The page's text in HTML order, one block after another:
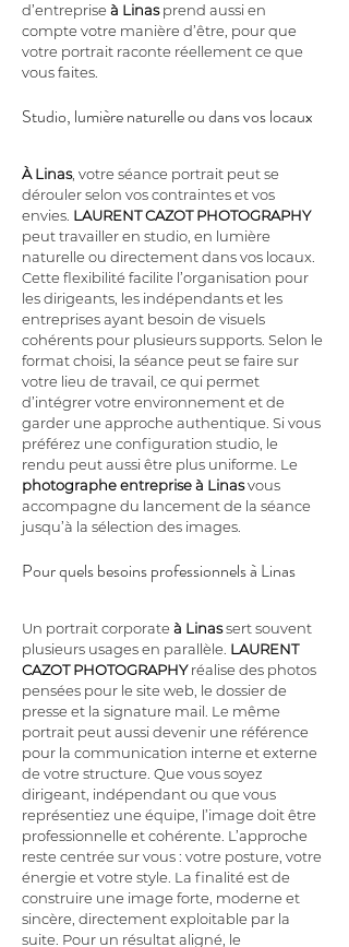
d’entreprise à Linas prend aussi en
compte votre manière d’être, pour que
votre portrait raconte réellement ce que
vous faites.
Studio, lumière naturelle ou dans vos locaux
À Linas, votre séance portrait peut se
dérouler selon vos contraintes et vos
envies. LAURENT CAZOT PHOTOGRAPHY
peut travailler en studio, en lumière
naturelle ou directement dans vos locaux.
Cette flexibilité facilite l’organisation pour
les dirigeants, les indépendants et les
entreprises ayant besoin de visuels
cohérents pour plusieurs supports. Selon le
format choisi, la séance peut se faire sur
votre lieu de travail, ce qui permet
d’intégrer votre environnement et de
garder une approche authentique. Si vous
préférez une configuration studio, le
rendu peut aussi être plus uniforme. Le
photographe entrepriseà Linas vous
accompagne du lancement de la séance
jusqu’à la sélection des images.
Pour quels besoins professionnels à Linas
Un portrait corporate à Linas sert souvent
plusieurs usages en parallèle. LAURENT
CAZOT PHOTOGRAPHY réalise des photos
pensées pour le site web, le dossier de
presse et la signature mail. Le même
portrait peut aussi devenir une référence
pour la communication interne et externe
de votre structure. Que vous soyez
dirigeant, indépendant ou que vous
représentiez une équipe, l’image doit être
professionnelle et cohérente. L’approche
reste centrée sur vous : votre posture, votre
énergie et votre style. La finalité est de
construire une image forte, moderne et
sincère, directement exploitable par la
suite. Pour un résultat aligné, le